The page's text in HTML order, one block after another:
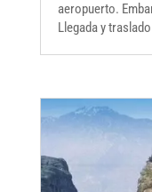
aeropuerto.
Llegada y